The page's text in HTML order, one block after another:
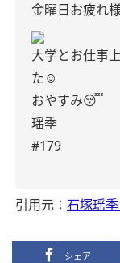
金曜日お疲れ
大学とお仕事
た☺︎
おやすみ😴
瑶季
#179
引用元： 石塚瑶
シェア